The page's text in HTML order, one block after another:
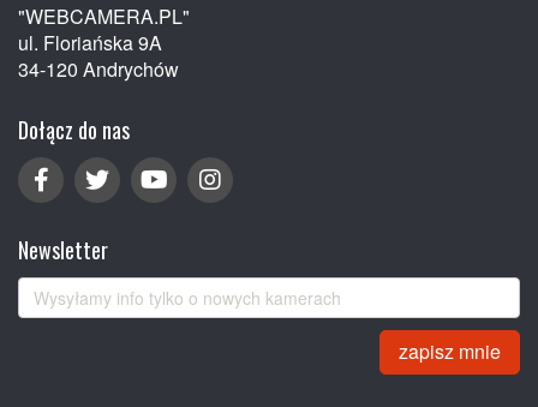
"WEBCAMERA.PL"
ul. Floriańska 9A
34-120 Andrychów
Dołącz do nas
Newsletter
zapisz mnie